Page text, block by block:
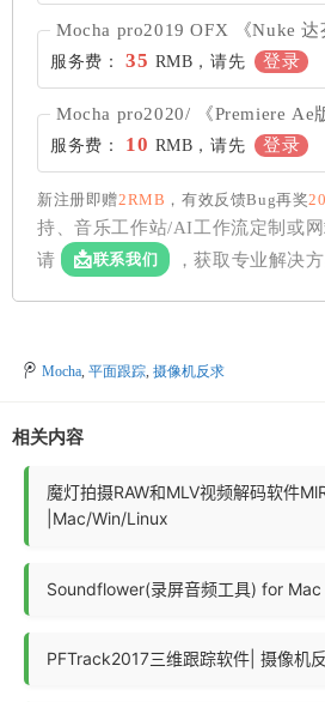
Mocha pro2019 OFX 《Nuke 达
服务费： 35 RMB，请先 登录
Mocha pro2020/ 《Premiere Ae
服务费： 10 RMB，请先 登录
新注册即赠2RMB ，有效反馈Bug再奖
持、音乐工作站/AI工作流定制或网
请
📩联系我们 ，获取专业解决方
Mocha, 平面跟踪, 摄像机反求
相关内容
魔灯拍摄RAW和MLV视频解码软件
|Mac/Win/Linux
Soundflower(录屏音频工具) for
PFTrack2017三维跟踪软件| 摄像机